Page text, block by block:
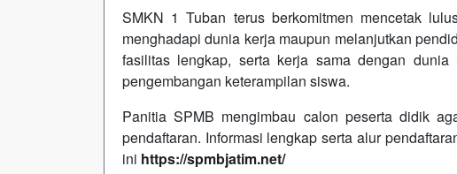
SMKN 1 Tuban terus berkomitmen mencetak
menghadapi dunia kerja maupun melanjutkan
fasilitas lengkap, serta kerja sama dengan
pengembangan keterampilan siswa.
Panitia SPMB mengimbau calon peserta didik
pendaftaran. Informasi lengkap serta alur
ini https://spmbjatim.net/